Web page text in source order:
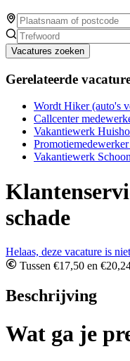
Vacatures zoeken
Gerelateerde
Wordt Hiker (auto's
Callcenter
Vakantiewerk
Vakantiewerk
schade
Helaas, deze vacature is
Tussen €17,50 en
Beschrijving
Wat ga je